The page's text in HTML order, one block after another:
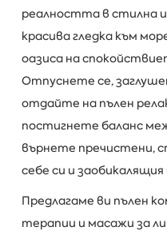
реалността в стилна
красива гледка към
oазиса на
Отпуснете се,
отдайте на пълен
постигнете баланс
върнете пречистени,
себе си и
Предлагаме ви пълен
терапии и масажи за